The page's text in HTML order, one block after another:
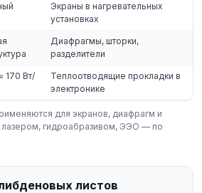
Экраны в нагревательных
установках
Диафрагмы, шторки,
разделители
170 Вт/
Теплоотводящие прокладки в
электронике
для экранов, диафрагм и
лазером, гидроабразивом, ЭЭО — по
листов